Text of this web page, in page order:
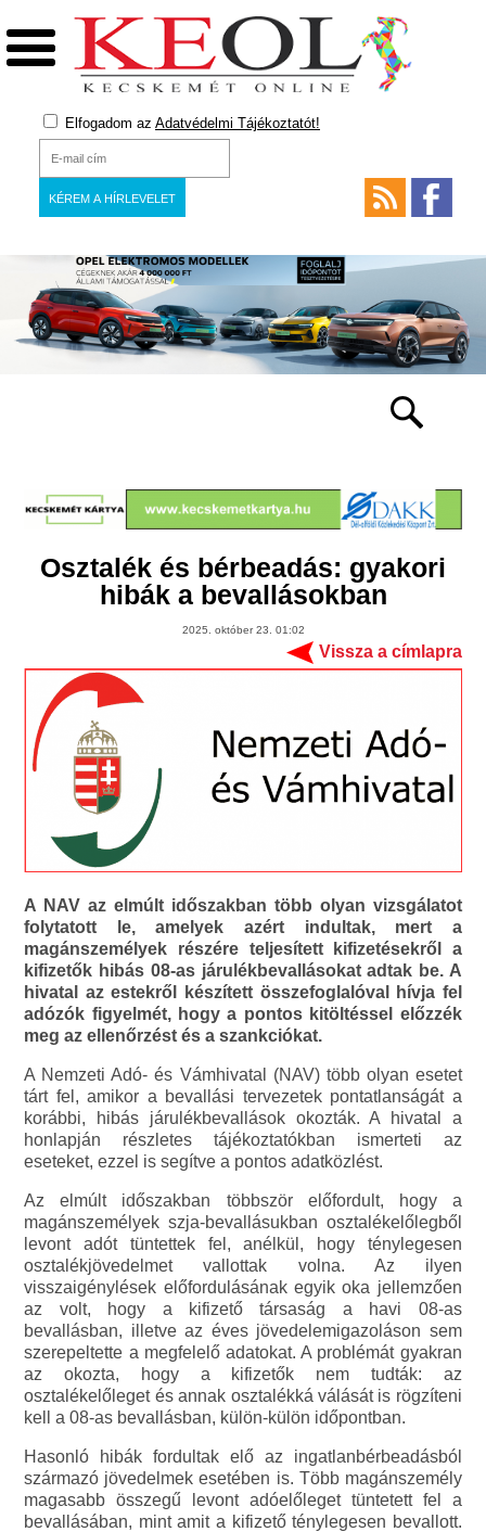
Elfogadom az Adatvédelmi Tájékoztatót!
Osztalék és bérbeadás: gyakori
hibák a bevallásokban
2025. október 23. 01:02
Vissza a címlapra
A NAV az elmúlt időszakban több olyan vizsgálatot
folytatott le, amelyek azért indultak, mert a
magánszemélyek részére teljesített kifizetésekről a
kifizetők hibás 08-as járulékbevallásokat adtak be. A
hivatal az estekről készített összefoglalóval hívja fel
adózók figyelmét, hogy a pontos kitöltéssel előzzék
meg az ellenőrzést és a szankciókat.
A Nemzeti Adó- és Vámhivatal (NAV) több olyan esetet
tárt fel, amikor a bevallási tervezetek pontatlanságát a
korábbi, hibás járulékbevallások okozták. A hivatal a
honlapján részletes tájékoztatókban ismerteti az
eseteket, ezzel is segítve a pontos adatközlést.
Az elmúlt időszakban többször előfordult, hogy a
magánszemélyek szja-bevallásukban osztalékelőlegből
levont adót tüntettek fel, anélkül, hogy ténylegesen
osztalékjövedelmet vallottak volna. Az ilyen
visszaigénylések előfordulásának egyik oka jellemzően
az volt, hogy a kifizető társaság a havi 08-as
bevallásban, illetve az éves jövedelemigazoláson sem
szerepeltette a megfelelő adatokat. A problémát gyakran
az okozta, hogy a kifizetők nem tudták: az
osztalékelőleget és annak osztalékká válását is rögzíteni
kell a 08-as bevallásban, külön-külön időpontban.
Hasonló hibák fordultak elő az ingatlanbérbeadásból
származó jövedelmek esetében is. Több magánszemély
magasabb összegű levont adóelőleget tüntetett fel a
bevallásában, mint amit a kifizető ténylegesen bevallott.